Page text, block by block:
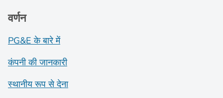
वर्णन
PG&E के बारे में
कंपनी की जानकारी
स्थानीय रूप से देना